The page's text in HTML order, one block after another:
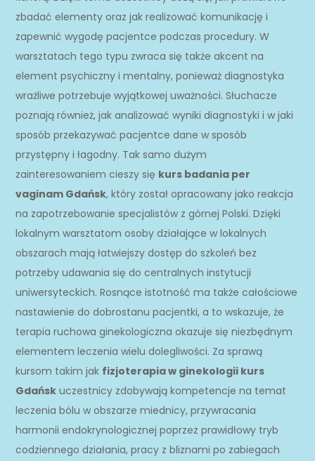
zbadać elementy oraz jak realizować komunikację i
zapewnić wygodę pacjentce podczas procedury. W
warsztatach tego typu zwraca się także akcent na
element psychiczny i mentalny, ponieważ diagnostyka
wrażliwe potrzebuje wyjątkowej uważności. Słuchacze
poznają również, jak analizować wyniki diagnostyki i w jaki
sposób przekazywać pacjentce dane w sposób
przystępny i łagodny. Tak samo dużym
zainteresowaniem cieszy się kurs badania per
vaginam Gdańsk, który został opracowany jako reakcja
na zapotrzebowanie specjalistów z górnej Polski. Dzięki
lokalnym warsztatom osoby działające w lokalnych
obszarach mają łatwiejszy dostęp do szkoleń bez
potrzeby udawania się do centralnych instytucji
uniwersyteckich. Rosnące istotność ma także całościowe
nastawienie do dobrostanu pacjentki, a to wskazuje, że
terapia ruchowa ginekologiczna okazuje się niezbędnym
elementem leczenia wielu dolegliwości. Za sprawą
kursom takim jak fizjoterapia w ginekologii kurs
Gdańsk uczestnicy zdobywają kompetencje na temat
leczenia bólu w obszarze miednicy, przywracania
harmonii endokrynologicznej poprzez prawidłowy tryb
codziennego działania, pracy z bliznami po zabiegach